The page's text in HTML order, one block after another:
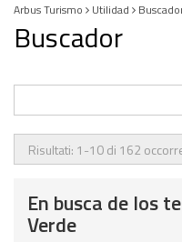
Arbus Turismo Utilidad
Buscador
En busca de los
Verde